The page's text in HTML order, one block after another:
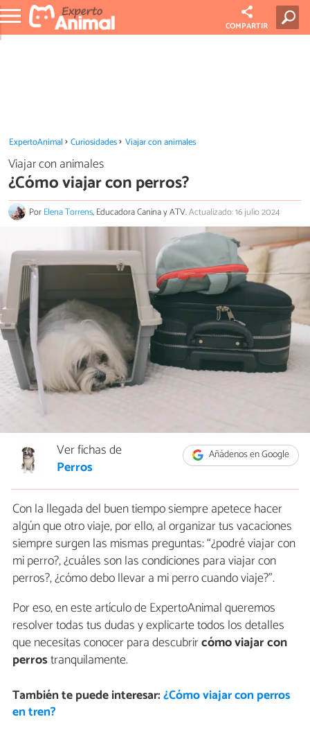
COMPARTIR
ExpertoAnimal Curiosidades Viajar con animales
Viajar con animales
¿Cómo viajar con perros?
PorElena Torrens, Educadora Canina y ATV.Actualizado: 16 julio 2024
Añádenos en Google
Ver fichas de
Perros
Con la llegada del buen tiempo siempre apetece hacer
algún que otro viaje, por ello, al organizar tus vacaciones
siempre surgen las mismas preguntas: “¿podré viajar con
mi perro?, ¿cuáles son las condiciones para viajar con
perros?, ¿cómo debo llevar a mi perro cuando viaje?”.
Por eso, en este artículo de ExpertoAnimal queremos
resolver todas tus dudas y explicarte todos los detalles
que necesitas conocer para descubrircómo viajar con
perrostranquilamente.
También te puede interesar:¿Cómo viajar con perros
en tren?